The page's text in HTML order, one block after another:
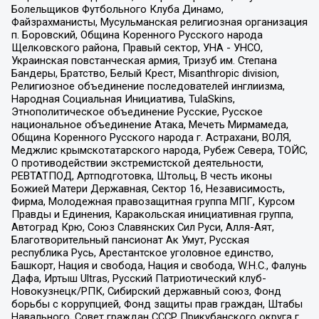
Болельщиков Футбольного Клуба Динамо,
Файзрахманисты, Мусульманская религиозная организация
п. Боровский, Община Коренного Русского народа
Щелковского района, Правый сектор, УНА - УНСО,
Украинская повстанческая армия, Тризуб им. Степана
Бандеры, Братство, Белый Крест, Misanthropic division,
Религиозное объединение последователей инглиизма,
Народная Социальная Инициатива, TulaSkins,
Этнополитическое объединение Русские, Русское
национальное объединение Атака, Мечеть Мирмамеда,
Община Коренного Русского народа г. Астрахани, ВОЛЯ,
Меджлис крымскотатарского народа, Рубеж Севера, ТОЙС,
О противодействии экстремистской деятельности,
РЕВТАТПОД, Артподготовка, Штольц, В честь иконы
Божией Матери Державная, Сектор 16, Независимость,
Фирма, Молодежная правозащитная группа МПГ, Курсом
Правды и Единения, Каракольская инициативная группа,
Автоград Крю, Союз Славянских Сил Руси, Алля-Аят,
Благотворительный пансионат Ак Умут, Русская
республика Русь, Арестантское уголовное единство,
Башкорт, Нация и свобода, Нация и свобода, W.H.С., Фалунь
Дафа, Иртыш Ultras, Русский Патриотический клуб-
Новокузнецк/РПК, Сибирский державный союз, Фонд
борьбы с коррупцией, Фонд защиты прав граждан, Штабы